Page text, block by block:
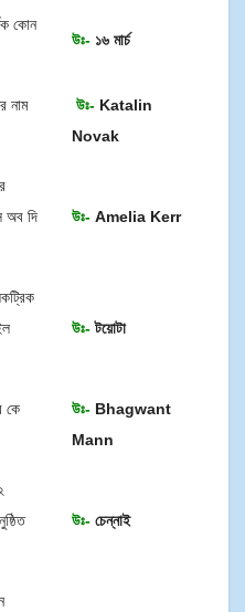
কোন
উঃ- ১৬ মার্চ
নাম
উঃ- Katalin
Novak
অব দি
উঃ- Amelia Kerr
উঃ-টয়োটা
কে
উঃ- Bhagwant
Mann
উঃ- চেন্নাই